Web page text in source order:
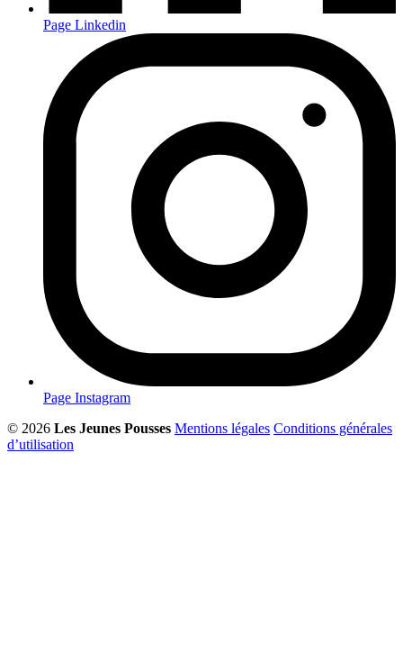
Page Linkedin
Page Instagram
© 2026 Les Jeunes Pousses Mentions légales Conditions générales
d’utilisation